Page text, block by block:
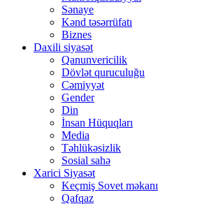
Sənaye
Kənd təsərrüfatı
Biznes
Daxili siyasət
Qanunvericilik
Dövlət quruculuğu
Cəmiyyət
Gender
Din
İnsan Hüquqları
Media
Təhlükəsizlik
Sosial sahə
Xarici Siyasət
Keçmiş Sovet məkanı
Qafqaz